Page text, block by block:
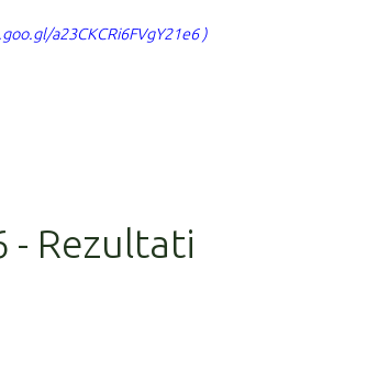
a23CKCRi6FVgY21e6)
- Rezultati